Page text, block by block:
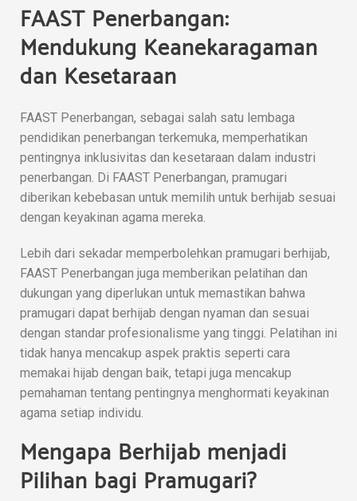
FAAST Penerbangan:
Mendukung Keanekaragaman
dan Kesetaraan
FAAST Penerbangan, sebagai salah satu lembaga
pendidikan penerbangan terkemuka, memperhatikan
pentingnya inklusivitas dan kesetaraan dalam industri
penerbangan. Di FAAST Penerbangan, pramugari
diberikan kebebasan untuk memilih untuk berhijab sesuai
dengan keyakinan agama mereka.
Lebih dari sekadar memperbolehkan pramugari berhijab,
FAAST Penerbangan juga memberikan pelatihan dan
dukungan yang diperlukan untuk memastikan bahwa
pramugari dapat berhijab dengan nyaman dan sesuai
dengan standar profesionalisme yang tinggi. Pelatihan ini
tidak hanya mencakup aspek praktis seperti cara
memakai hijab dengan baik, tetapi juga mencakup
pemahaman tentang pentingnya menghormati keyakinan
agama setiap individu.
Mengapa Berhijab menjadi
Pilihan bagi Pramugari?